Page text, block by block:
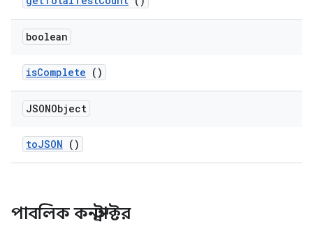
boolean
isComplete ()
JSONObject
toJSON ()
পাবলিক কনস্ট্রাক্টর